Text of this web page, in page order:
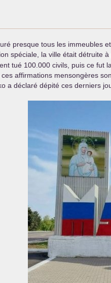
presque tous les immeubles
spéciale, la ville était détruite
tué 100.000 civils, puis ce fut
affirmations mensongères
a déclaré dépité ces derniers